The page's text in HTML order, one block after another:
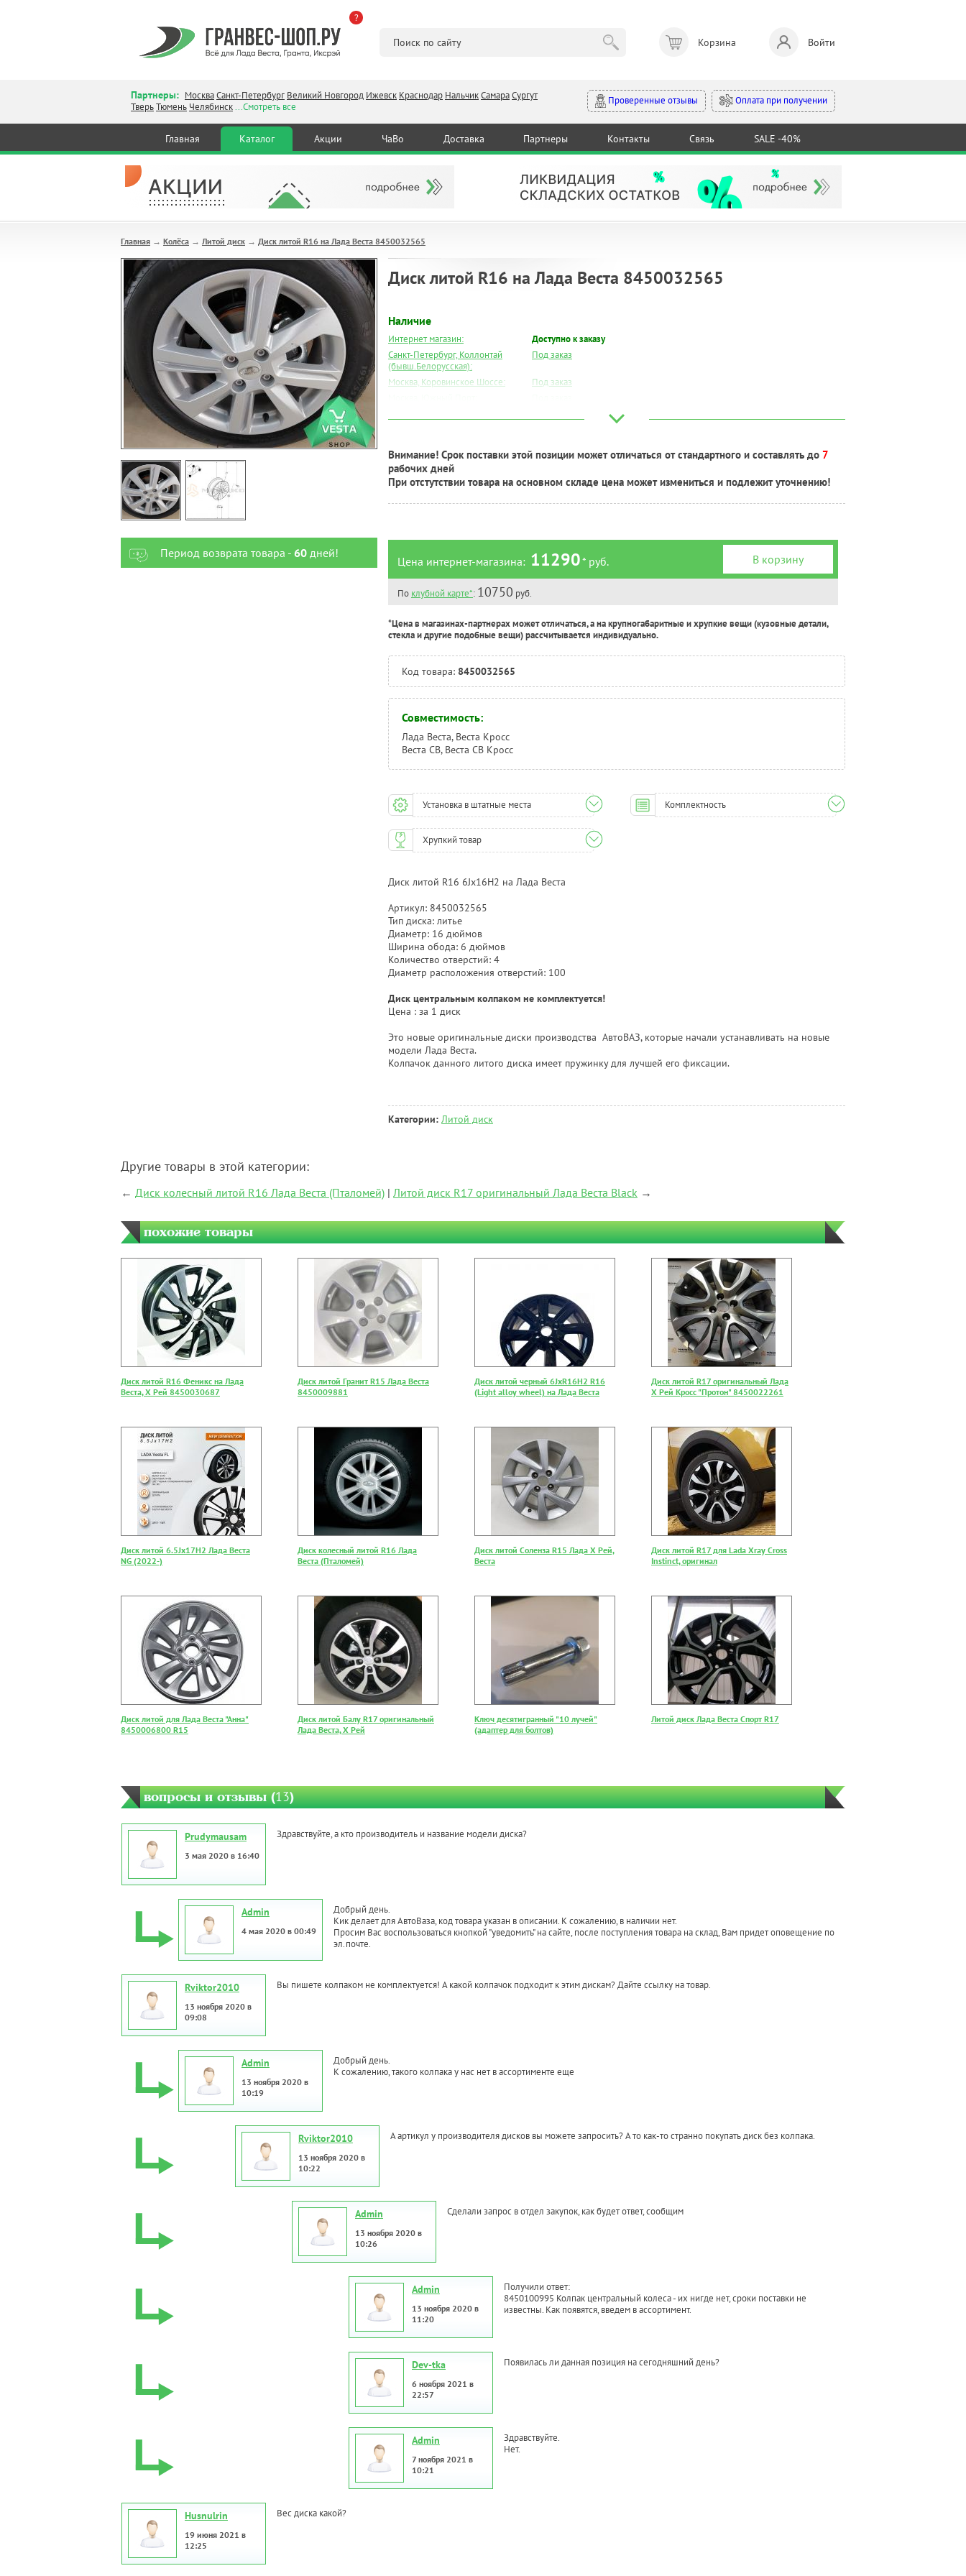
?
Корзина Войти
Партнеры: МоскваСанкт-Петербург Великий Новгород Ижевск Краснодар НальчикСамараСургут
ТверьТюмень Челябинск...Смотреть все
Проверенные отзывы Оплата при получении
Главная Каталог Акции ЧаВо Доставка Партнеры Контакты Связь SALE -40%
Главная → Колёса → Литой диск → Диск литой R16 на Лада Веста 8450032565
Период возврата товара - 60дней!
Диск литой R16 на Лада Веста 8450032565
Наличие
Интернет магазин:
Доступно к заказу
Санкт-Петербург, Коллонтай
(бывш.Белорусская):
Под заказ
Москва, Коровинское Шоссе:
Под заказ
Самара:
Под заказ
Тверь:
Внимание! Срок поставки этой позиции может отличаться от стандартного и составлять до 7
рабочих дней
При отстутствии товара на основном складе цена может измениться и подлежит уточнению!
Цена интернет-магазина: 11290* руб. В корзину
По клубной карте*: 10750 руб.
*Цена в магазинах-партнерах может отличаться, а на крупногабаритные и хрупкие вещи (кузовные детали,
стекла и другие подобные вещи) рассчитывается индивидуально.
Код товара: 8450032565
Совместимость:
Лада Веста, Веста Кросс
Веста СВ, Веста СВ Кросс
Установка в штатные места
Хрупкий товар
Комплектность
Диск литой R16 6Jx16Н2 на Лада Веста
Артикул: 8450032565
Тип диска: литье
Диаметр: 16 дюймов
Ширина обода: 6 дюймов
Количество отверстий: 4
Диаметр расположения отверстий: 100
Диск центральным колпаком не комплектуется!
Цена : за 1 диск
Это новые оригинальные диски производства АвтоВАЗ, которые начали устанавливать на новые
модели Лада Веста.
Колпачок данного литого диска имеет пружинку для лучшей его фиксации.
Категории: Литой диск
Другие товары в этой категории:
← Диск колесный литой R16 Лада Веста (Пталомей) | Литой диск R17 оригинальный Лада Веста Black →
похожие товары
Диск литой R16 Феникс на Лада
Веста, Х Рей 8450030687
Диск литой Гранит R15 Лада Веста
8450009881
Диск литой черный 6JxR16Н2 R16
(Light alloy wheel) на Лада Веста
Диск литой R17 оригинальный Лада
Х Рей Кросс "Протон" 8450022261
Диск литой 6.5Jx17Н2 Лада Веста
NG (2022-)
Диск колесный литой R16 Лада
Веста (Пталомей)
Диск литой Соленза R15 Лада Х Рей,
Веста
Диск литой R17 для Lada Xray Cross
Instinct, оригинал
Диск литой для Лада Веста "Анна"
8450006800 R15
Диск литой Балу R17 оригинальный
Лада Веста, Х Рей
Ключ десятигранный "10 лучей"
(адаптер для болтов)
Литой диск Лада Веста Спорт R17
вопросы и отзывы (13)
Prudymausam
3 мая 2020 в 16:40
Здравствуйте, а кто производитель и название модели диска?
Admin
4 мая 2020 в 00:49
Добрый день.
Кик делает для АвтоВаза, код товара указан в описании. К сожалению, в наличии нет.
Просим Вас воспользоваться кнопкой "уведомить" на сайте, после поступления товара на склад, Вам придет оповещение по
эл.почте.
Rviktor2010
13 ноября 2020 в
09:08
Вы пишете колпаком не комплектуется! А какой колпачок подходит к этим дискам? Дайте ссылку на товар.
Admin
13 ноября 2020 в
10:19
Добрый день.
К сожалению, такого колпака у нас нет в ассортименте еще
Rviktor2010
13 ноября 2020 в
10:22
А артикул у производителя дисков вы можете запросить? А то как-то странно покупать диск без колпака.
Admin
13 ноября 2020 в
10:26
Сделали запрос в отдел закупок, как будет ответ, сообщим
Admin
13 ноября 2020 в
11:20
Получили ответ:
8450100995 Колпак центральный колеса - их нигде нет, сроки поставки не
известны. Как появятся, введем в ассортимент.
Dev-tka
6 ноября 2021 в
22:57
Появилась ли данная позиция на сегодняшний день?
Admin
7 ноября 2021 в
10:21
Здравствуйте.
Нет.
Husnulrin
19 июня 2021 в
12:25
Вес диска какой?